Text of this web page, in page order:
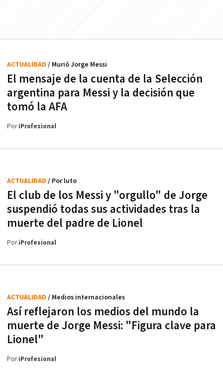
El mensaje de la cuenta de la Selección
argentina para Messi y la decisión que
tomó la AFA
ACTUALIDAD / Murió Jorge Messi
PoriProfesional
El club de los Messi y "orgullo" de Jorge
suspendió todas sus actividades tras la
muerte del padre de Lionel
ACTUALIDAD / Por luto
PoriProfesional
Así reflejaron los medios del mundo la
muerte de Jorge Messi: "Figura clave para
Lionel"
ACTUALIDAD / Medios internacionales
PoriProfesional